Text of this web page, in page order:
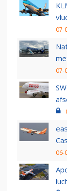
07-
07-
06-